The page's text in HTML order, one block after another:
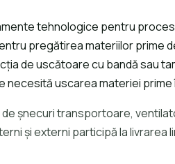
tehnologice pentru
pregătirea materiilor prime
de uscătoare cu bandă sau
necesită uscarea materiei prime
șnecuri transportoare,
și externi participă la livrarea